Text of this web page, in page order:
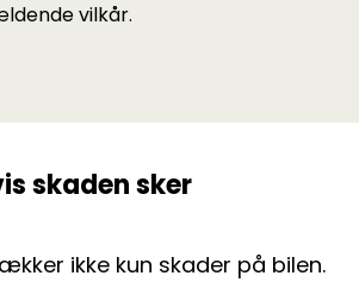
vilkår.
skaden sker
ikke kun skader på bilen.